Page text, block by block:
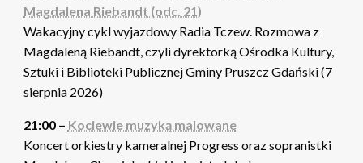
Magdalena Riebandt (odc. 21)
Wakacyjny cykl wyjazdowy Radia Tczew. Rozmowa z
Magdaleną Riebandt, czyli dyrektorką Ośrodka Kultury,
Sztuki i Biblioteki Publicznej Gminy Pruszcz Gdański (7
sierpnia 2026)
21:00 – Kociewie muzyką malowane
Koncert orkiestry kameralnej Progress oraz sopranistki